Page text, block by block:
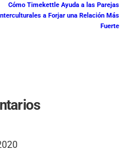
Cómo Timekettle Ayuda a las Parejas
a Forjar una Relación Más
Fuerte